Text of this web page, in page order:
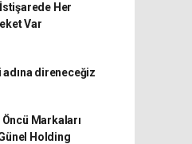
Her
Var
direneceğiz
Markaları
Holding